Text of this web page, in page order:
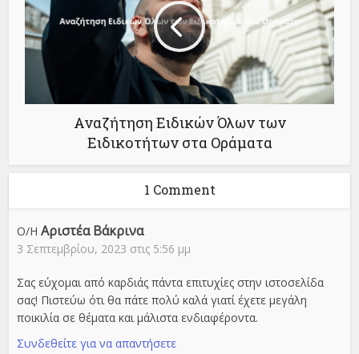
Αναζήτηση Ειδικών Όλων των
Ειδικοτήτων στα Οράματα
1 Comment
Ο/ΗΑριστέα Βάκρινα
3 Σεπτεμβρίου, 2023 στις 5:56 μμ
Σας εύχομαι από καρδιάς πάντα επιτυχίες στην ιστοσελίδα
σας! Πιστεύω ότι θα πάτε πολύ καλά γιατί έχετε μεγάλη
ποικιλία σε θέματα και μάλιστα ενδιαφέροντα.
Συνδεθείτε για να απαντήσετε